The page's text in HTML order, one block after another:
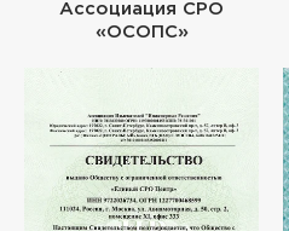
Ассоциация СРО
«ОСОПС»